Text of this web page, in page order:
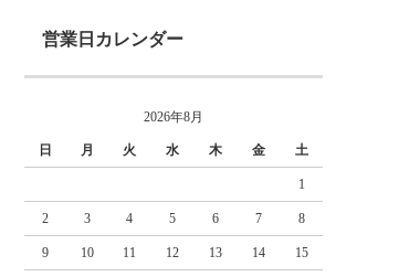
営業日カレンダー
2026年8月
日 月 火 水 木 金 土
1
2 3 4 5 6 7 8
9 10 11 12 13 14 15